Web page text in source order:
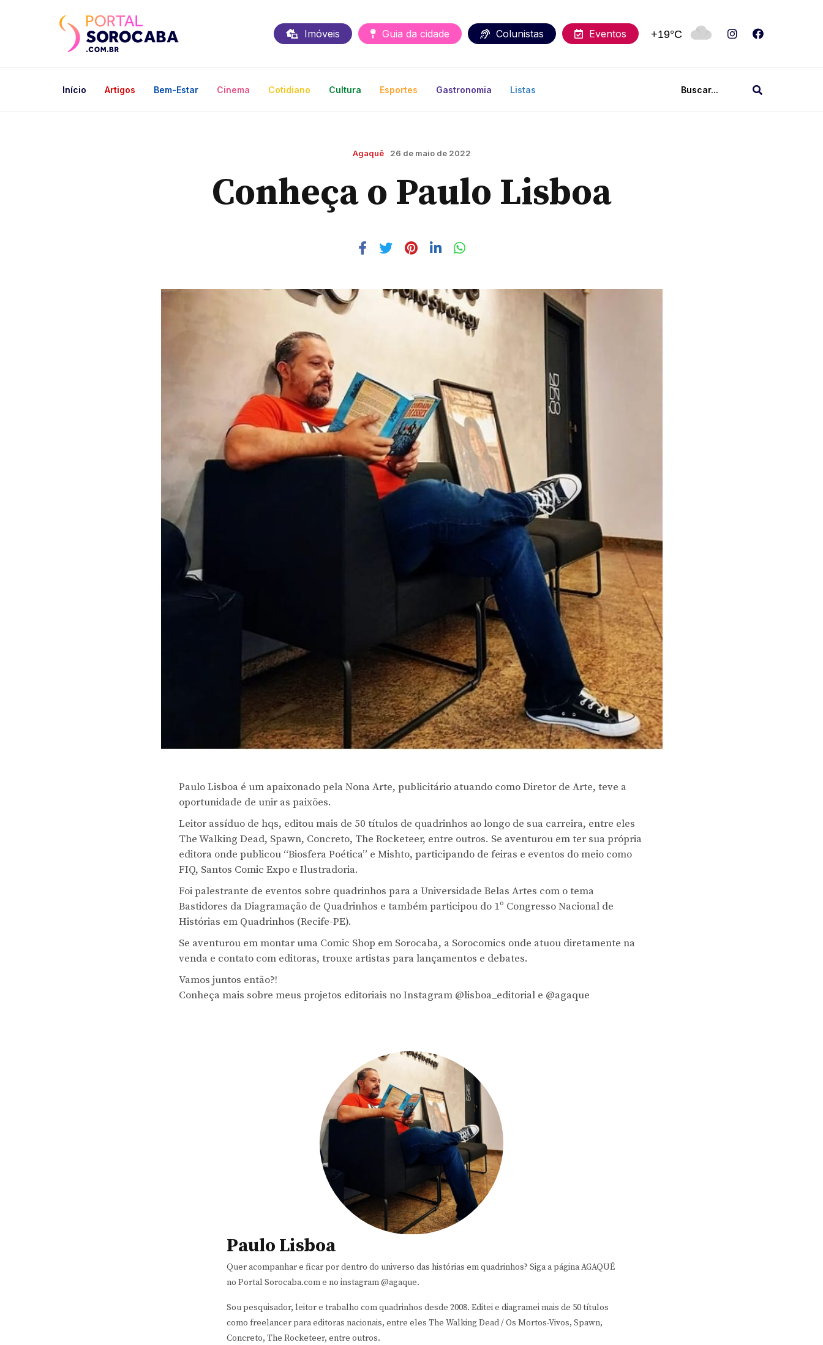
Imóveis Guia da cidade Colunistas Eventos +19°C
Início Artigos Bem-Estar Cinema Cotidiano Cultura Esportes Gastronomia Listas
Agaquê 26 de maio de 2022
Conheça o Paulo Lisboa
Paulo Lisboa é um apaixonado pela Nona Arte, publicitário atuando como Diretor de Arte, teve a
oportunidade de unir as paixões.
Leitor assíduo de hqs, editou mais de 50 títulos de quadrinhos ao longo de sua carreira, entre eles
The Walking Dead, Spawn, Concreto, The Rocketeer, entre outros. Se aventurou em ter sua própria
editora onde publicou “Biosfera Poética” e Mishto, participando de feiras e eventos do meio como
FIQ, Santos Comic Expo e Ilustradoria.
Foi palestrante de eventos sobre quadrinhos para a Universidade Belas Artes com o tema
Bastidores da Diagramação de Quadrinhos e também participou do 1º Congresso Nacional de
Histórias em Quadrinhos (Recife-PE).
Se aventurou em montar uma Comic Shop em Sorocaba, a Sorocomics onde atuou diretamente na
venda e contato com editoras, trouxe artistas para lançamentos e debates.
Vamos juntos então?!
Conheça mais sobre meus projetos editoriais no Instagram @lisboa_editorial e @agaque
Paulo Lisboa
Quer acompanhar e ficar por dentro do universo das histórias em quadrinhos? Siga a página AGAQUÊ
no Portal Sorocaba.com e no instagram @agaque.
Sou pesquisador, leitor e trabalho com quadrinhos desde 2008. Editei e diagramei mais de 50 títulos
como freelancer para editoras nacionais, entre eles The Walking Dead / Os Mortos-Vivos, Spawn,
Concreto, The Rocketeer, entre outros.